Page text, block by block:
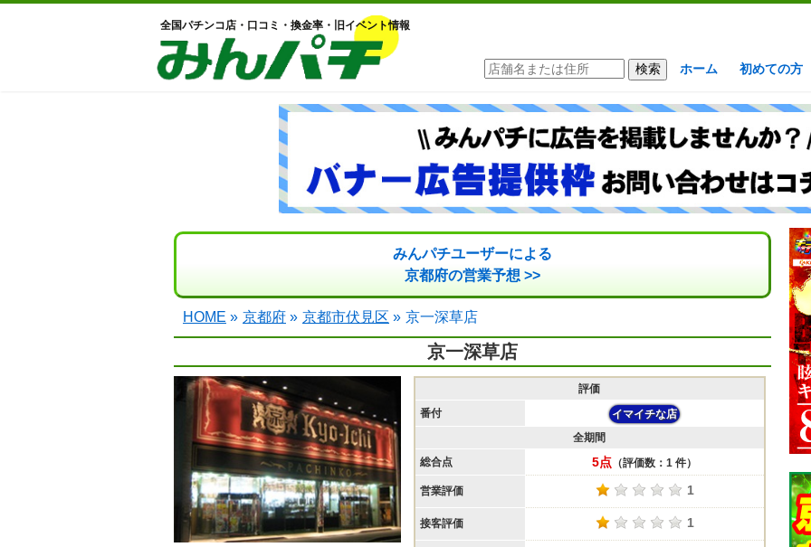
全国パチンコ店・口コミ・換金率・旧イベント情報
ホーム 初めての方
みんパチユーザーによる
京都府の営業予想 >>
HOME » 京都府 » 京都市伏見区 » 京一深草店
京一深草店
評価
番付
イマイチな店
全期間
総合点
5点 （評価数：1 件）
営業評価 1
接客評価 1